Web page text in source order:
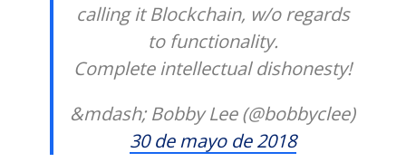
calling it Blockchain, w/o regards
to functionality.
Complete intellectual dishonesty!
&mdash; Bobby Lee (@bobbyclee)
30 de mayo de 2018